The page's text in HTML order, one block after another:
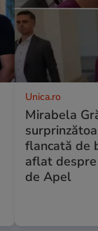
Unica.ro
Mirabela
flancată de
aflat
de Apel